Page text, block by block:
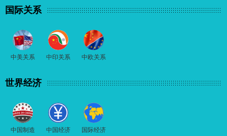
国际关系
中美关系 中印关系 中欧关系
世界经济
中国制造 中国经济 国际经济